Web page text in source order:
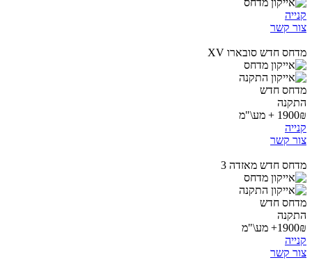
קנייה
צור קשר
מדחס חדש סובארו XV
מדחס חדש
התקנה
1900₪ + מע\"מ
קנייה
צור קשר
מדחס חדש מאזדה 3
מדחס חדש
התקנה
1900₪+ מע\"מ
קנייה
צור קשר